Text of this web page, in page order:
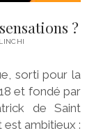
?
sorti pour la
et fondé par
de Saint
ambitieux :